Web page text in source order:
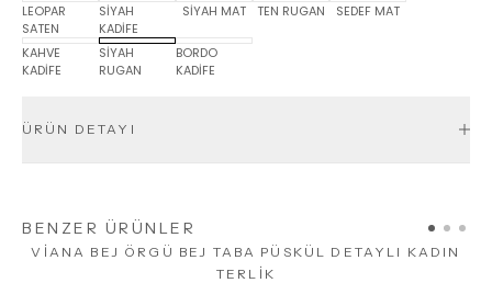
LEOPAR
SATEN
SİYAH
KADİFE
SİYAH MAT TEN RUGAN SEDEF MAT
KAHVE
KADİFE
SİYAH
RUGAN
BORDO
KADİFE
ÜRÜN DETAYI
BENZER ÜRÜNLER
VİANA BEJ ÖRGÜ BEJ TABA PÜSKÜL DETAYLI KADIN
TERLİK